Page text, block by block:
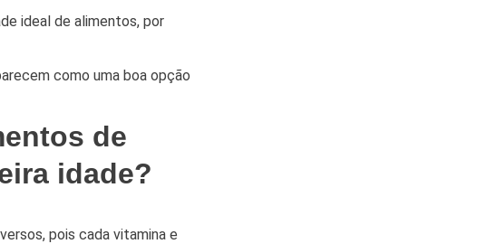
ideal de alimentos, por
como uma boa opção
de
idade?
pois cada vitamina e